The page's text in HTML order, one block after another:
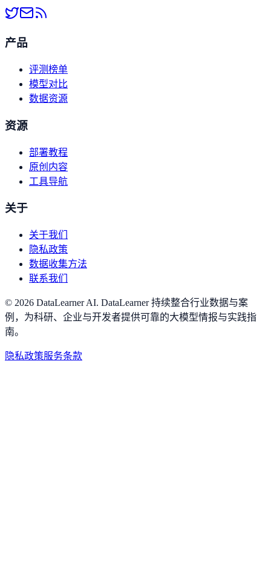
产品
评测榜单
模型对比
数据资源
资源
部署教程
原创内容
工具导航
关于
关于我们
隐私政策
数据收集方法
联系我们
© 2026 DataLearner AI. DataLearner 持续整合行业数据与案
例，为科研、企业与开发者提供可靠的大模型情报与实践指
南。
隐私政策服务条款